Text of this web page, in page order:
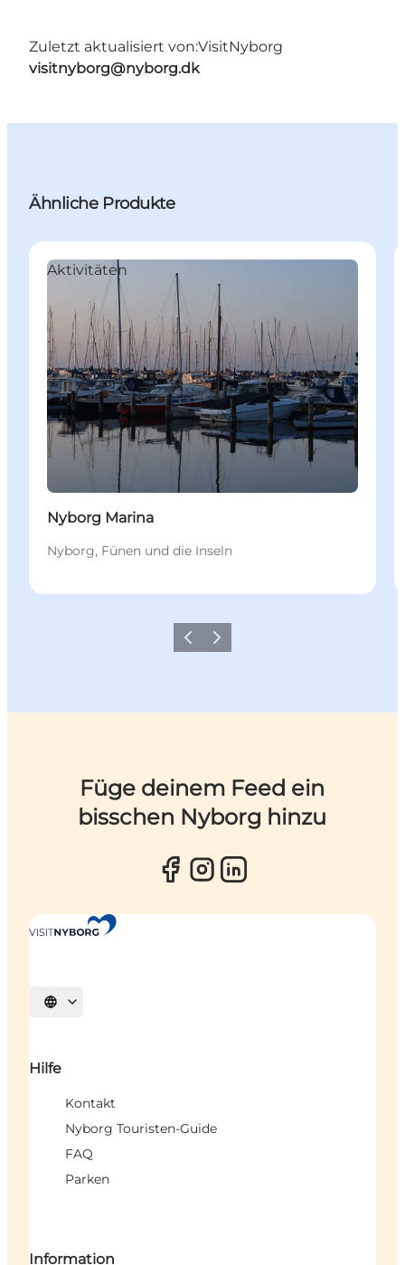
Zuletzt aktualisiert von:VisitNyborg
visitnyborg@nyborg.dk
Ähnliche Produkte
Aktivitäten
Nyborg Marina
Nyborg, Fünen und die Inseln
ZurückWeiter
Füge deinem Feed ein
bisschen Nyborg hinzu
Sprache auswählen
Hilfe
Kontakt
Nyborg Touristen-Guide
FAQ
Parken
Information